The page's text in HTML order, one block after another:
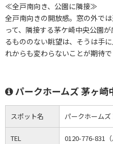
≪全戸南向き、公園に隣接≫
全戸南向きの開放感。窓の外で
って、隣接する茅ケ崎中央公園
るもののない眺望は、そうは手
れからも変わらないことが期待で
パークホームズ 茅ヶ
スポット名 パークホーム
TEL
0120-776-831